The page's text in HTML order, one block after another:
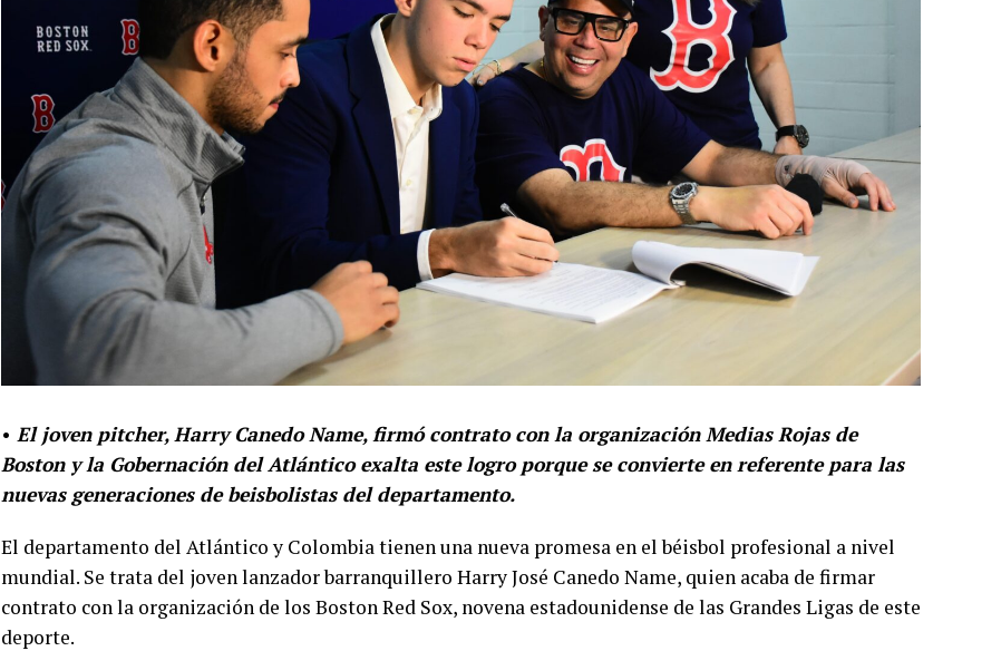
• El joven pitcher, Harry Canedo Name, firmó contrato con la organización Medias Rojas de
Boston y la Gobernación del Atlántico exalta este logro porque se convierte en referente para las
nuevas generaciones de beisbolistas del departamento.
El departamento del Atlántico y Colombia tienen una nueva promesa en el béisbol profesional a nivel
mundial. Se trata del joven lanzador barranquillero Harry José Canedo Name, quien acaba de firmar
contrato con la organización de los Boston Red Sox, novena estadounidense de las Grandes Ligas de este
deporte.